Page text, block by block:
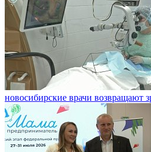
новосибирские врачи возвращают